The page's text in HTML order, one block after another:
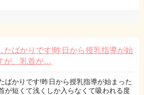
たばかりです!昨日から授乳指導が始
が、乳首が…
ばかりです!昨日から授乳指導が始まった
が短くて浅くしか入らなくて吸われる度